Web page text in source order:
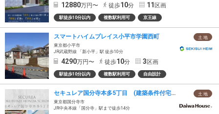
12880万円〜 徒歩10分 11 区画
駅徒歩10分以内 複数駅利用可 京王線
土 地
スマートハイムプレイス小平市学園西町
東京都小平市
JR武蔵野線 「新小平」駅 徒歩10分
4290万円〜 徒歩10分 3区画
駅徒歩10分以内 複数駅利用可 自由設計
土 地
セキュレア国分寺本多5丁目 (建築条件付宅地分譲)
東京都国分寺市
JR中央本線「国分寺」駅まで徒歩14分